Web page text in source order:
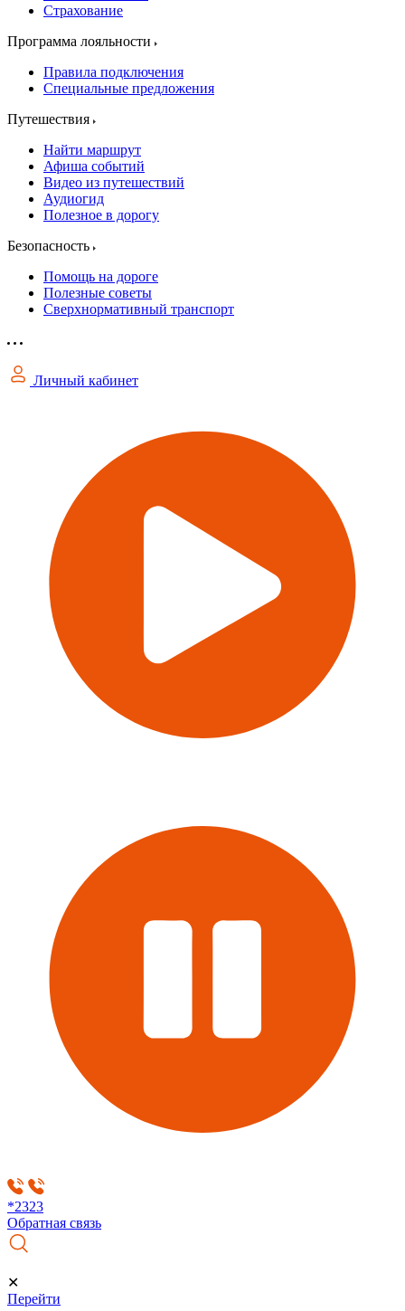
Страхование
Программа лояльности
Правила подключения
Специальные предложения
Путешествия
Найти маршрут
Афиша событий
Видео из путешествий
Аудиогид
Полезное в дорогу
Безопасность
Помощь на дороге
Полезные советы
Сверхнормативный транспорт
Личный кабинет
*2323
Обратная связь
✕
Перейти